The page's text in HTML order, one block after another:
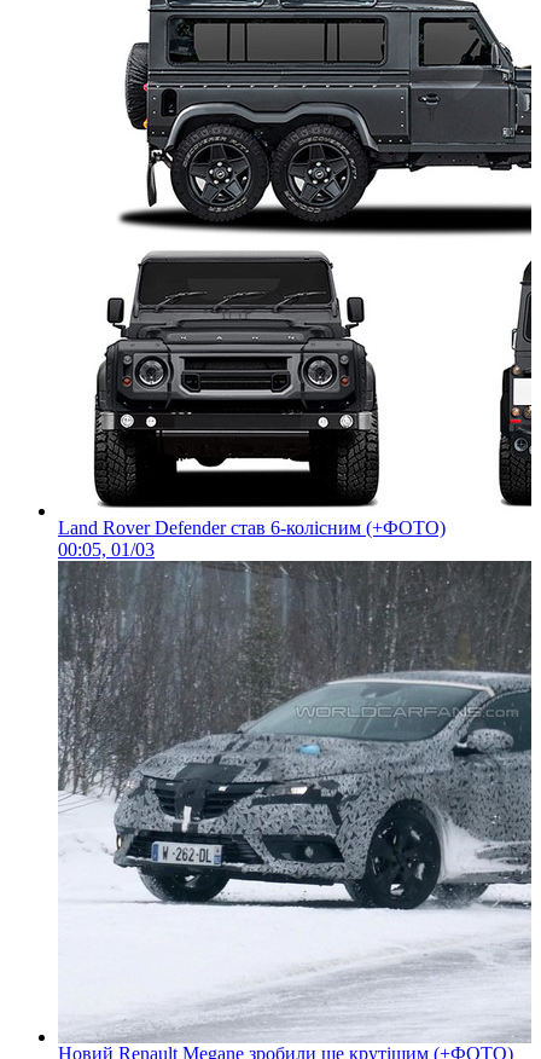
Land Rover Defender став 6-колісним (+ФОТО)
00:05, 01/03
Новий Renault Megane зробили ще крутішим (+ФОТО)